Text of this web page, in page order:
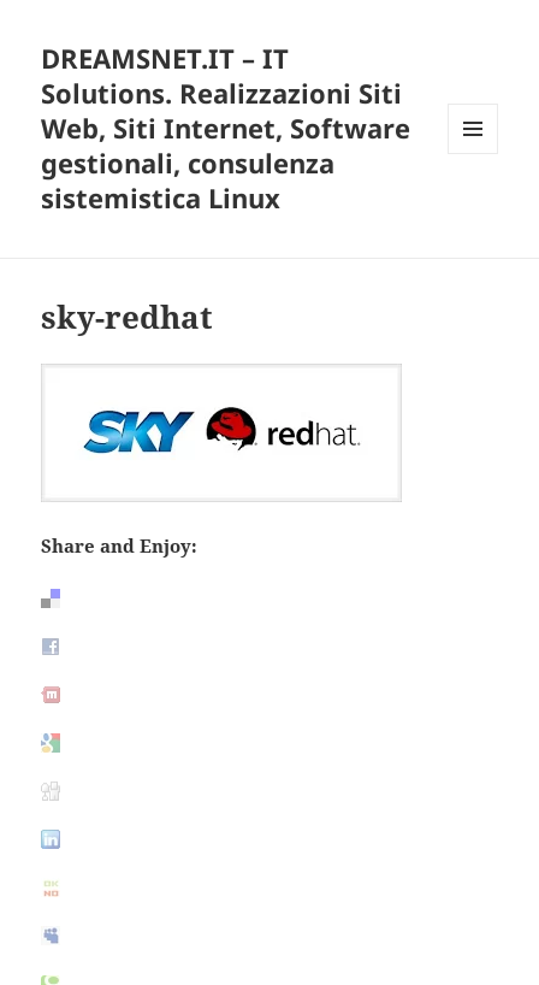
DREAMSNET.IT – IT
Solutions. Realizzazioni Siti
Web, Siti Internet, Software
gestionali, consulenza
sistemistica Linux
sky-redhat
Share and Enjoy: